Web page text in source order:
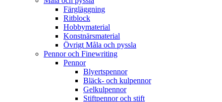
Färgläggning
Ritblock
Hobbymaterial
Konstnärsmaterial
Övrigt Måla och pyssla
Pennor och Finewriting
Pennor
Blyertspennor
Bläck- och kulpennor
Gelkulpennor
Stiftpennor och stift